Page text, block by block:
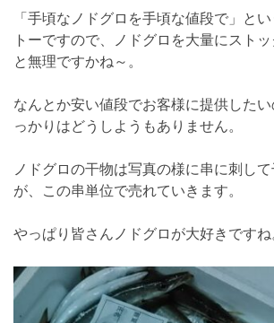
「手頃なノドグロを手頃な値段で」と
トーですので、ノドグロを大量にスト
と無理ですかね～。
なんとか安い値段でお客様に提供した
っかりはどうしようもありません。
ノドグロの干物は写真の様に串に刺し
が、この串単位で売れていきます。
やっぱり皆さんノドグロが大好きですね